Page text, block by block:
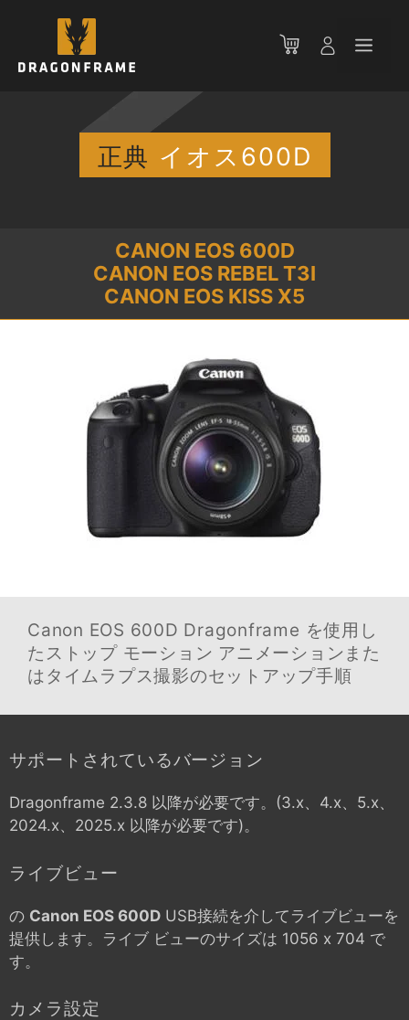
メ
正典 イオス600D
CANON EOS 600D
CANON EOS REBEL T3I
CANON EOS KISS X5
Canon EOS 600D Dragonframe を使用し
たストップ モーション アニメーションまた
はタイムラプス撮影のセットアップ手順
サポートされているバージョン
Dragonframe 2.3.8 以降が必要です。(3.x、4.x、5.x、
2024.x、2025.x 以降が必要です)。
ライブビュー
の Canon EOS 600D USB接続を介してライブビューを
提供します。ライブ ビューのサイズは 1056 x 704 で
す。
カメラ設定